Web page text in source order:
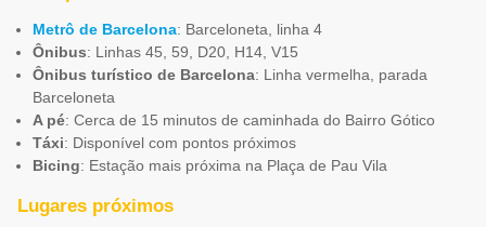
Metrô de Barcelona: Barceloneta, linha 4
Ônibus: Linhas 45, 59, D20, H14, V15
Ônibus turístico de Barcelona: Linha vermelha, parada
Barceloneta
A pé: Cerca de 15 minutos de caminhada do Bairro Gótico
Táxi: Disponível com pontos próximos
Bicing: Estação mais próxima na Plaça de Pau Vila
Lugares próximos